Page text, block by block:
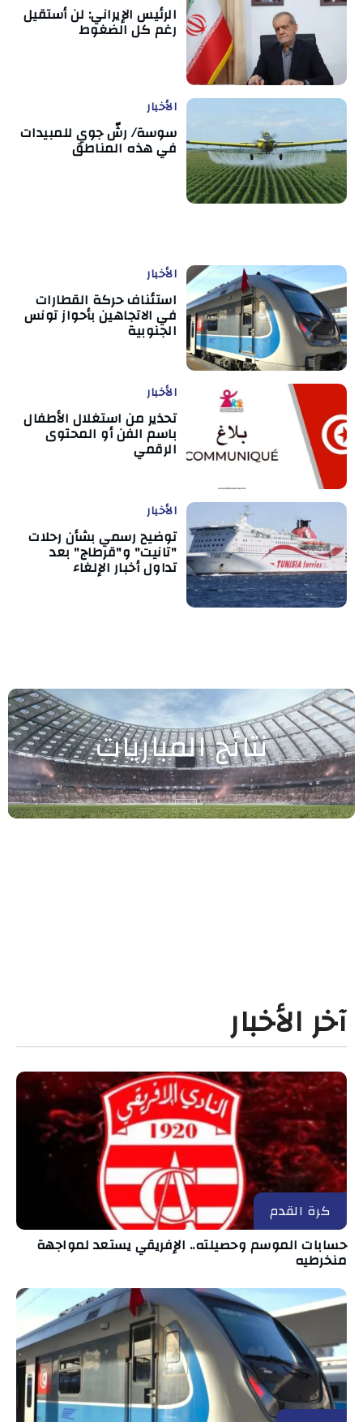
الرئيس الإيراني: لن أستقيل
رغم كل الضغوط
الأخبار
سوسة/ رشّ جوي للمبيدات
في هذه المناطق
الأخبار
استئناف حركة القطارات
في الاتجاهين بأحواز تونس
الجنوبية
الأخبار
تحذير من استغلال الأطفال
باسم الفن أو المحتوى
الرقمي
الأخبار
توضيح رسمي بشأن رحلات
"تانيت" و"قرطاج" بعد
تداول أخبار الإلغاء
نتائج المباريات
آخر الأخبار
كرة القدم
حسابات الموسم وحصيلته.. الإفريقي يستعد لمواجهة
منخرطيه